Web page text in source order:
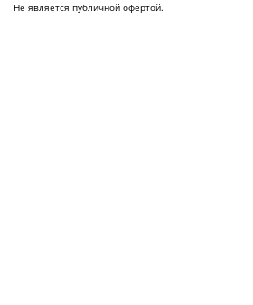
Не является публичной офертой.